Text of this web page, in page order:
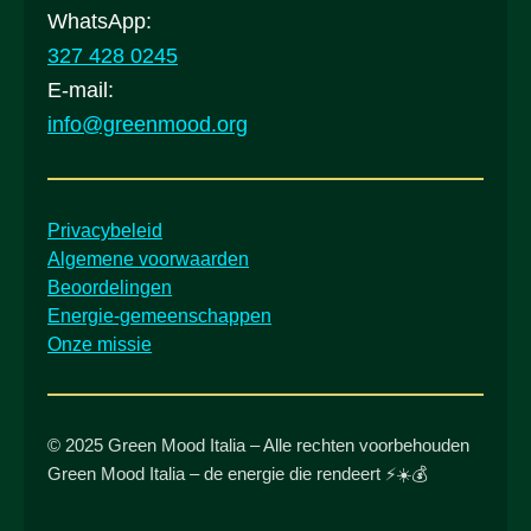
WhatsApp:
327 428 0245
E-mail:
info@greenmood.org
Privacybeleid
Algemene voorwaarden
Beoordelingen
Energie-gemeenschappen
Onze missie
© 2025 Green Mood Italia – Alle rechten voorbehouden
Green Mood Italia – de energie die rendeert ⚡☀️💰